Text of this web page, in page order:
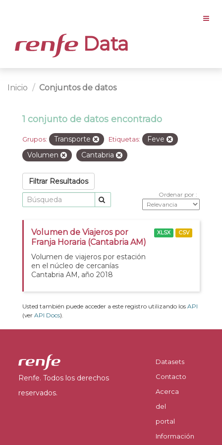
Data
Inicio Conjuntos de datos
1 conjunto de datos encontrado
Grupos: Transporte Etiquetas:
Feve
Volumen
Cantabria
Filtrar Resultados
Ordenar por
Volumen de Viajeros por
Franja Horaria (Cantabria AM)
Volumen de viajeros por estación
en el núcleo de cercanías
Cantabria AM, año 2018
XLSX CSV
Usted también puede acceder a este registro utilizando los API
(ver API Docs).
Renfe. Todos los derechos
reservados.
Datasets
Contacto
Acerca
del
portal
Información